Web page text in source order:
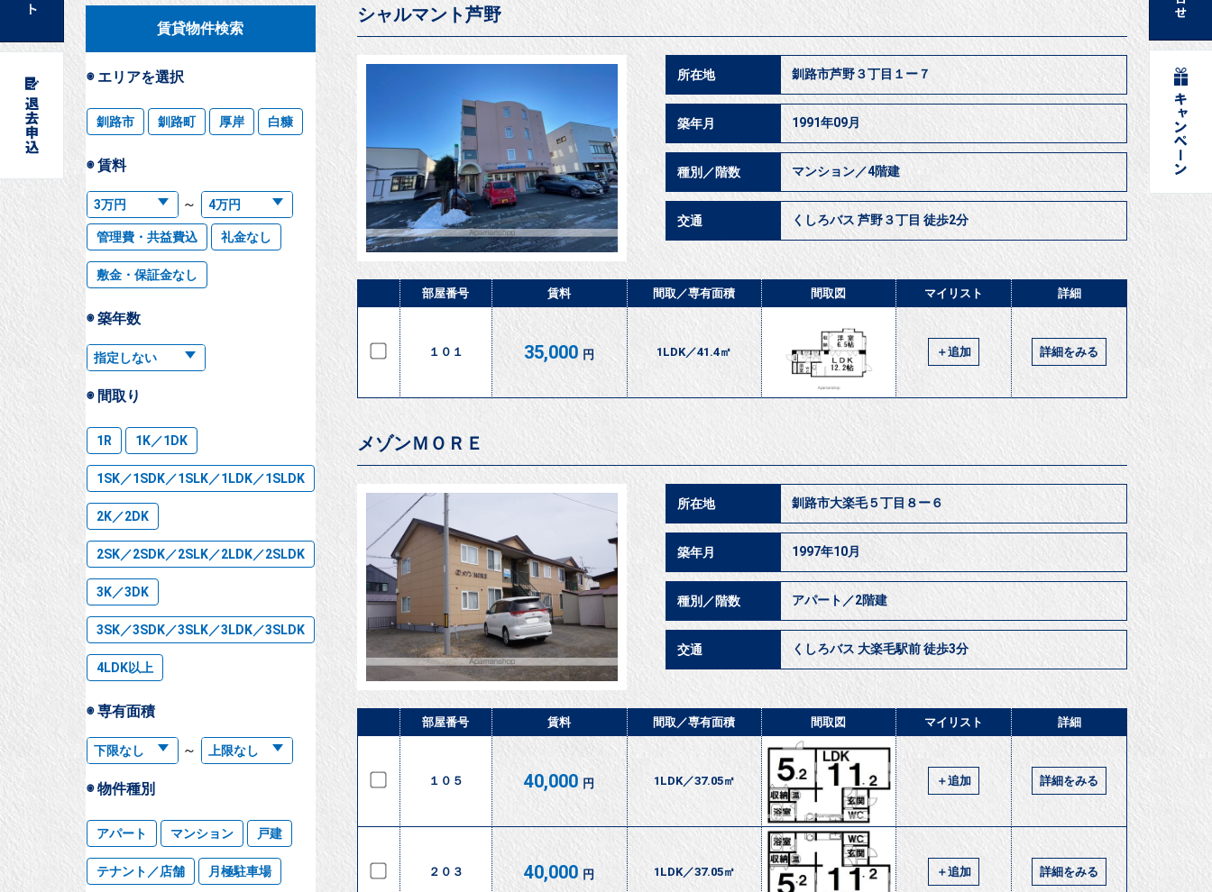
賃貸物件検索
◉ エリアを選択
釧路市 釧路町 厚岸 白糠
◉ 賃料
～
管理費・共益費込 礼金なし
敷金・保証金なし
◉ 築年数
◉ 間取り
1R 1K／1DK
1SK／1SDK／1SLK／1LDK／1SLDK
2K／2DK
2SK／2SDK／2SLK／2LDK／2SLDK
3K／3DK
3SK／3SDK／3SLK／3LDK／3SLDK
4LDK以上
◉ 専有面積
～
◉ 物件種別
アパート マンション 戸建
テナント／店舗 月極駐車場
シャルマント芦野
所在地 釧路市芦野３丁目１ー７
築年月 1991年09月
種別／階数 マンション／4階建
交通 くしろバス 芦野３丁目 徒歩2分
部屋番号 賃料 間取／専有面積 間取図 マイリスト 詳細
１０１ 35,000 円 1LDK／41.4㎡ ＋追加 詳細をみる
メゾンＭＯＲＥ
所在地 釧路市大楽毛５丁目８ー６
築年月 1997年10月
種別／階数 アパート／2階建
交通 くしろバス 大楽毛駅前 徒歩3分
部屋番号 賃料 間取／専有面積 間取図 マイリスト 詳細
１０５ 40,000 円 1LDK／37.05㎡ ＋追加 詳細をみる
２０３ 40,000 円 1LDK／37.05㎡ ＋追加 詳細をみる